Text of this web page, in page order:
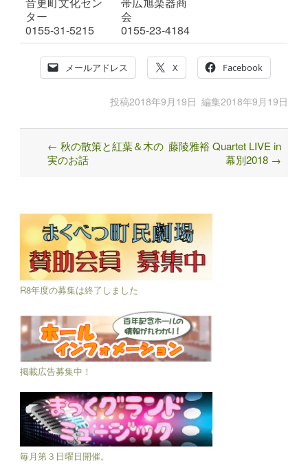
ター
0155-31-5215
会
0155-23-4184
メールアドレス X Facebook
投稿2018年9月19日 編集2018年9月19日
Post
navigation
← 秋の散策と紅葉＆木の
実のお話
藤陵雅裕 Quartet LIVE in
幕別2018 →
R8年度の募集は終了しました
掲載広告募集中！
毎月第３日曜日開催。